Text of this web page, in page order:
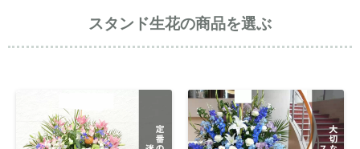
スタンド生花の商品を選ぶ